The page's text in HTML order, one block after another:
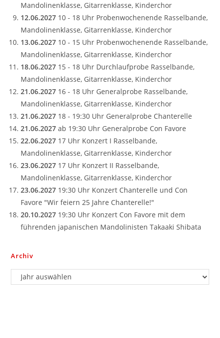
Mandolinenklasse, Gitarrenklasse, Kinderchor
12.06.2027 10 - 18 Uhr Probenwochenende Rasselbande,
Mandolinenklasse, Gitarrenklasse, Kinderchor
13.06.2027 10 - 15 Uhr Probenwochenende Rasselbande,
Mandolinenklasse, Gitarrenklasse, Kinderchor
18.06.2027 15 - 18 Uhr Durchlaufprobe Rasselbande,
Mandolinenklasse, Gitarrenklasse, Kinderchor
21.06.2027 16 - 18 Uhr Generalprobe Rasselbande,
Mandolinenklasse, Gitarrenklasse, Kinderchor
21.06.2027 18 - 19:30 Uhr Generalprobe Chanterelle
21.06.2027 ab 19:30 Uhr Generalprobe Con Favore
22.06.2027 17 Uhr Konzert I Rasselbande,
Mandolinenklasse, Gitarrenklasse, Kinderchor
23.06.2027 17 Uhr Konzert II Rasselbande,
Mandolinenklasse, Gitarrenklasse, Kinderchor
23.06.2027 19:30 Uhr Konzert Chanterelle und Con
Favore "Wir feiern 25 Jahre Chanterelle!"
20.10.2027 19:30 Uhr Konzert Con Favore mit dem
führenden japanischen Mandolinisten Takaaki Shibata
Archiv
Archiv